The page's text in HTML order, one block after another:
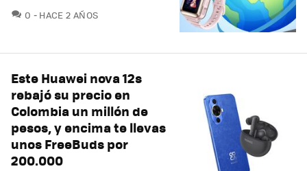
0 COMENTARIOS
HACE 2 AÑOS
Este Huawei nova 12s
rebajó su precio en
Colombia un millón de
pesos, y encima te llevas
unos FreeBuds por
200.000